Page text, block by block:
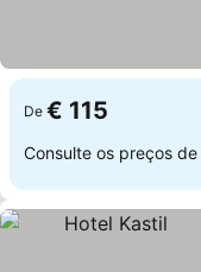
De € 115
Consulte os preços de